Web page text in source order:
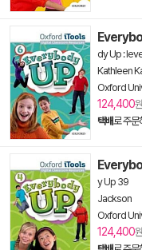
dy Up :
Kathleen
Oxford
124,400
택배로 주문
y Up 39
Jackson
Oxford
124,400